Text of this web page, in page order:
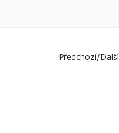
Předchozí/Další